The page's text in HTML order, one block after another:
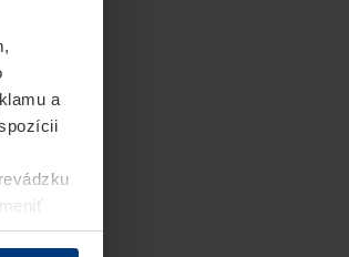
a